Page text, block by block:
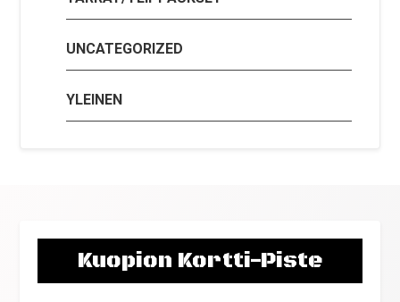
UNCATEGORIZED
YLEINEN
Kuopion Kortti-Piste